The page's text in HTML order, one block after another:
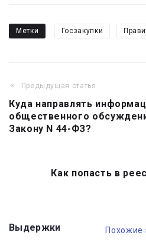
Метки Госзакупки
Навигация
по
записям
Предыдущая статья
Куда направлять
общественного
Закону N 44-ФЗ?
Как попасть в
Выдержки Похожие